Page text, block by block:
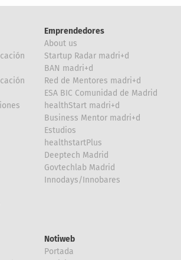
Emprendedores
About us
Startup Radar madri+d
BAN madri+d
Red de Mentores madri+d
ESA BIC Comunidad de Madrid
healthStart madri+d
Business Mentor madri+d
Estudios
healthstartPlus
Deeptech Madrid
Govtechlab Madrid
Innodays/Innobares
Notiweb
Portada